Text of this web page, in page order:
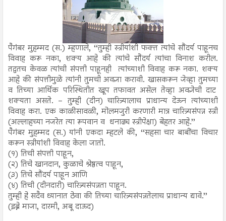
पैगंबर मुहम्मद (स.) म्हणाले, ‘‘तुम्ही स्त्रीयांशी फक्त त्यांचे सौंदर्य पाहूनच
विवाह करू नका, शक्य आहे की त्यांचे सौंदर्य त्यांचा विनाश करील.
तद्वतच केवळ त्यांची संपत्ती पाहूनही त्यांच्याशी विवाह करू नका. शक्य
आहे की संपत्तीमुळे त्यांनी तुमची अवज्ञा करावी. खासकरून जेव्हा तुमच्या
व तिच्या आर्थिक परिस्थितीत खूप तफावत असेल तेव्हा अवज्ञेची दाट
शक्यता असते. – तुम्ही (दीन) चारित्र्यालाच प्राधान्य देऊन त्यांच्याशी
विवाह करा. एक काळीसावळी, मोलमजुरी करणारी मात्र चारित्र्यसंपन्न स्त्री
(अल्लाहच्या नजरेत त्या रूपवान व धनाढ्य स्त्रीपेक्षा) बेहतर आहे.’’
पैगंबर मुहम्मद (स.) यांनी एकदा म्हटले की, ‘‘सहसा चार बाबींचा विचार
करून स्त्रीयांशी विवाह केला जातो.
(१) तिची संपत्ती पाहून,
(२) तिचे खानदान, कुळाचे श्रेष्ठत्व पाहून,
(३) तिचे सौंदर्य पाहून आणि
(४) तिची (दीनदारी) चारित्र्यसंपन्नता पाहून.
तुम्ही हे सदैव ध्यानात ठेवा की तिच्या चारित्र्यसंपन्नतेलाच प्राधान्य द्यावे.’’
(इब्ने माजा, दारमी, अबू दाऊद)